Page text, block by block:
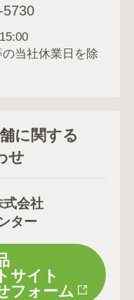
5730
の当社休業日を除
に関する
せ
式会社
ター
サイト
フォーム